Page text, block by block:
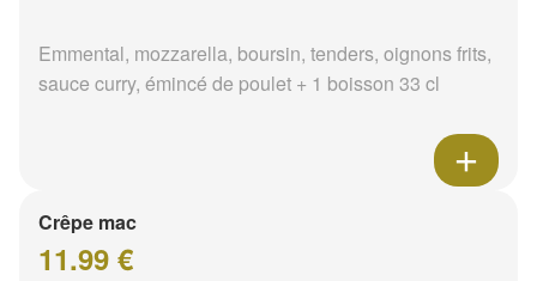
Emmental, mozzarella, boursin, tenders, oignons frits,
sauce curry, émincé de poulet + 1 boisson 33 cl
Crêpe mac
11.99 €